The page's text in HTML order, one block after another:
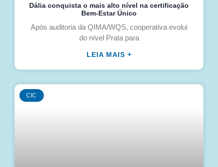
Dália conquista o mais alto nível na certificação
Bem-Estar Único
Após auditoria da QIMA/WQS, cooperativa evolui
do nível Prata para
LEIA MAIS +
CIC